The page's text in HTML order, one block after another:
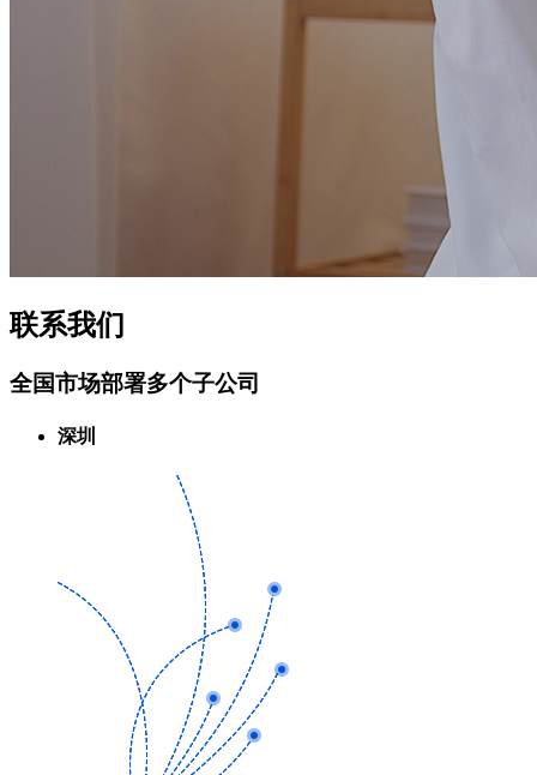
联系我们
全国市场部署多个子公司
深圳